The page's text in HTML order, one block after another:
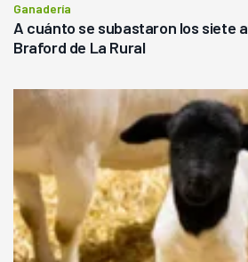
Ganadería
A cuánto se subastaron los siete
Braford de La Rural